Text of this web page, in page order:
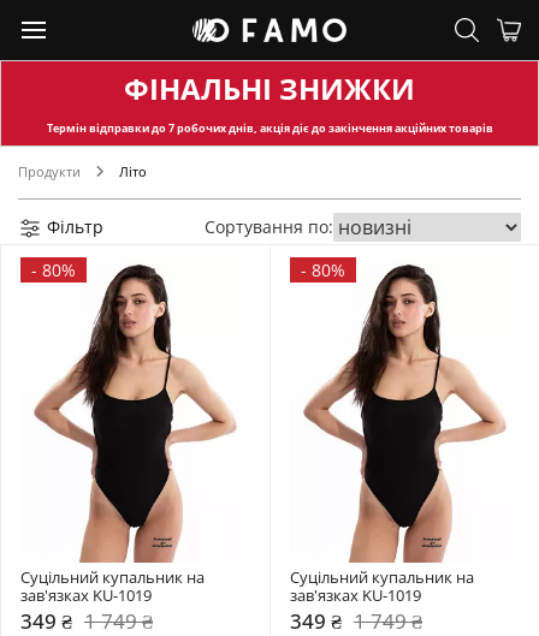
ФІНАЛЬНІ ЗНИЖКИ
Термін відправкидо 7 робочих днів, акція діє до закінчення акційних товарів
Продукти Літо
Фільтр
Сортування по:
- 80%
Суцільний купальник на
зав'язках KU-1019
349 ₴ 1 749 ₴
- 80%
Суцільний купальник на
зав'язках KU-1019
349 ₴ 1 749 ₴